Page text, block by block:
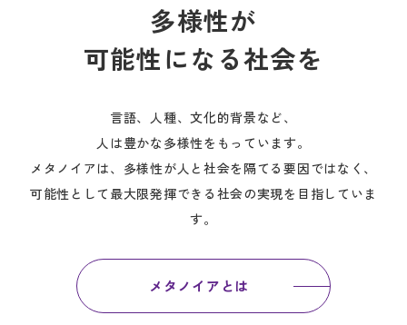
多様性が
可能性になる社会を
言語、人種、文化的背景など、
人は豊かな多様性をもっています。
メタノイアは、多様性が人と社会を隔てる要因ではなく、
可能性として最大限発揮できる社会の実現を目指していま
す。
メタノイアとは